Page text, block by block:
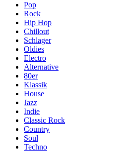
Pop
Rock
Hip Hop
Chillout
Schlager
Oldies
Electro
Alternative
80er
Klassik
House
Jazz
Indie
Classic Rock
Country
Soul
Techno